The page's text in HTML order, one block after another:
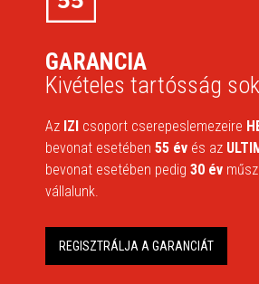
GARANCIA
Kivételes tartósság
Az IZI csoport cserepeslemezeire
bevonat esetében 55 év és az
bevonat esetében pedig 30 év
vállalunk.
REGISZTRÁLJA A GARANCIÁT